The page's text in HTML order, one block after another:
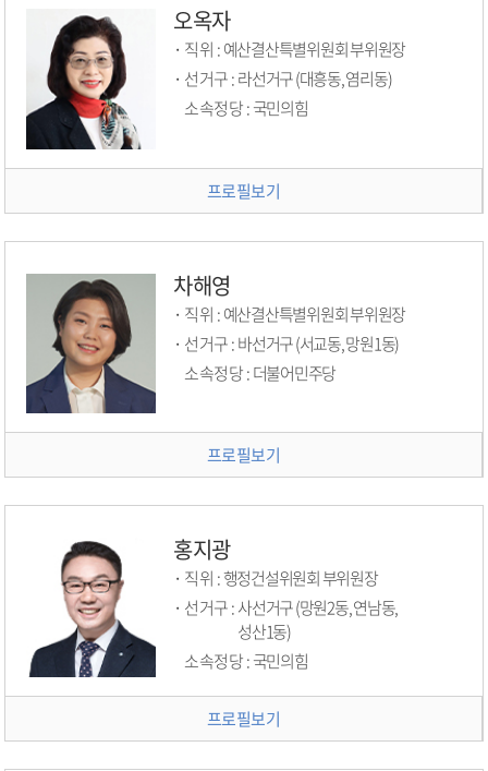
오옥자
직위 :예산결산특별위원회 부위원장
선거구 :
라선거구 (대흥동, 염리동)
소속정당 :국민의힘
프로필보기
차해영
직위 :예산결산특별위원회 부위원장
선거구 :
바선거구 (서교동, 망원1동)
소속정당 :더불어민주당
프로필보기
홍지광
직위 :행정건설위원회 부위원장
선거구 :사선거구 (망원2동, 연남동,
성산1동)
소속정당 :국민의힘
프로필보기